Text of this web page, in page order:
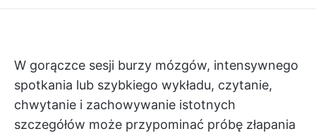
W gorączce sesji burzy mózgów, intensywnego
spotkania lub szybkiego wykładu, czytanie,
chwytanie i zachowywanie istotnych
szczegółów może przypominać próbę złapania